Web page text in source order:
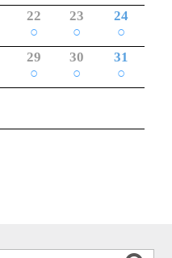
22
○
23
○
24
○
29
○
30
○
31
○